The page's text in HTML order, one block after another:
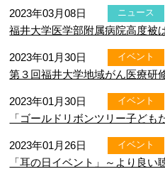
2023年03月08日 ニュース
福井大学医学部附属病院高度被
2023年01月30日 イベント
第３回福井大学地域がん医療研
2023年01月30日 イベント
「ゴールドリボンツリー子ど
2023年01月26日 イベント
「耳の日イベント」～より良